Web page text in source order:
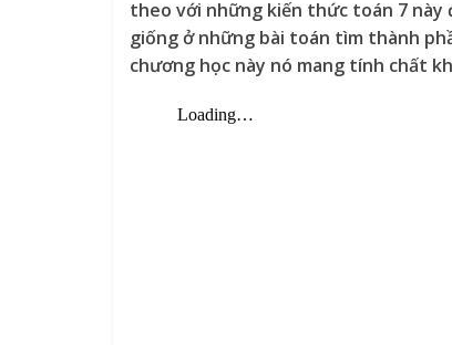
theo với những kiến thức toán 7 này
giống ở những bài toán tìm thành
chương học này nó mang tính chất